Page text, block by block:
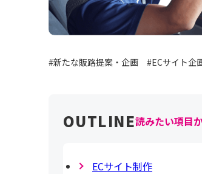
#新たな販路提案・企画 #ECサイト
読みたい項目
ECサイト制作